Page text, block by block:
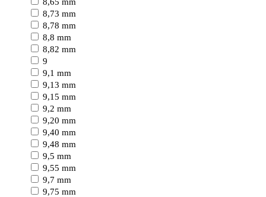
8,73 mm
8,78 mm
8,8 mm
8,82 mm
9
9,1 mm
9,13 mm
9,15 mm
9,2 mm
9,20 mm
9,40 mm
9,48 mm
9,5 mm
9,55 mm
9,7 mm
9,75 mm